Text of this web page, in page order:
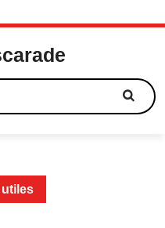
utiles